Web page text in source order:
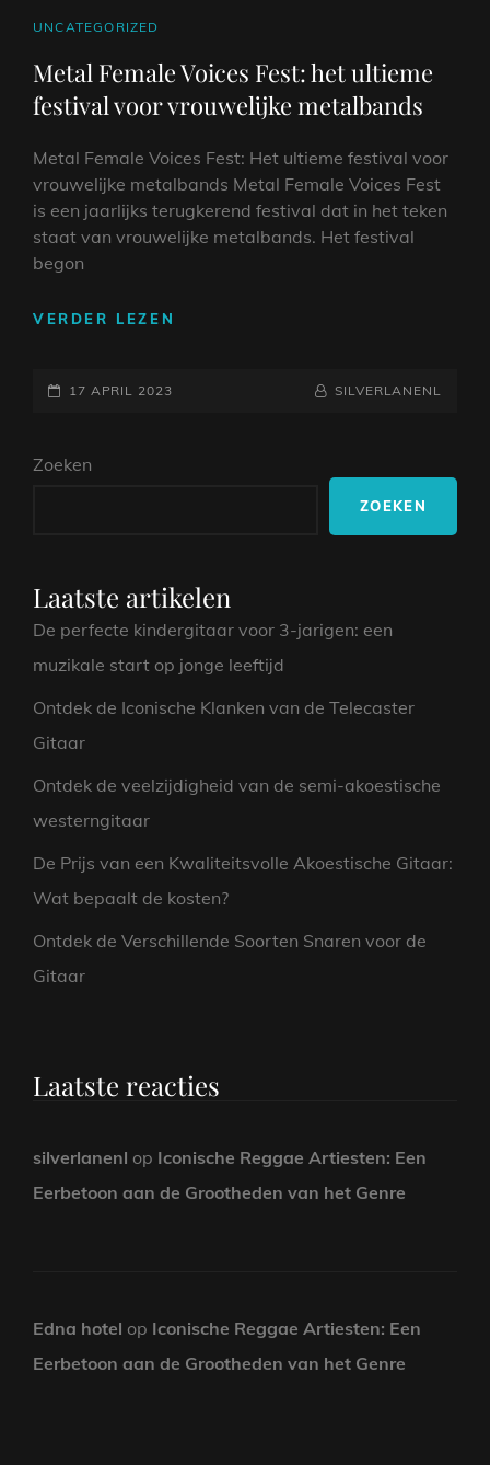
CAT
UNCATEGORIZED
Metal Female Voices Fest: het ultieme
festival voor vrouwelijke metalbands
Metal Female Voices Fest: Het ultieme festival voor
vrouwelijke metalbands Metal Female Voices Fest
is een jaarlijks terugkerend festival dat in het teken
staat van vrouwelijke metalbands. Het festival
begon
VERDER LEZEN
GEPLAATST
17 APRIL 2023 NAAMREGEL
BYLINE
SILVERLANENL
Zoeken
ZOEKEN
Laatste artikelen
De perfecte kindergitaar voor 3-jarigen: een
muzikale start op jonge leeftijd
Ontdek de Iconische Klanken van de Telecaster
Gitaar
Ontdek de veelzijdigheid van de semi-akoestische
westerngitaar
De Prijs van een Kwaliteitsvolle Akoestische Gitaar:
Wat bepaalt de kosten?
Ontdek de Verschillende Soorten Snaren voor de
Gitaar
Laatste reacties
silverlanenl op Iconische Reggae Artiesten: Een
Eerbetoon aan de Grootheden van het Genre
Edna hotel op Iconische Reggae Artiesten: Een
Eerbetoon aan de Grootheden van het Genre